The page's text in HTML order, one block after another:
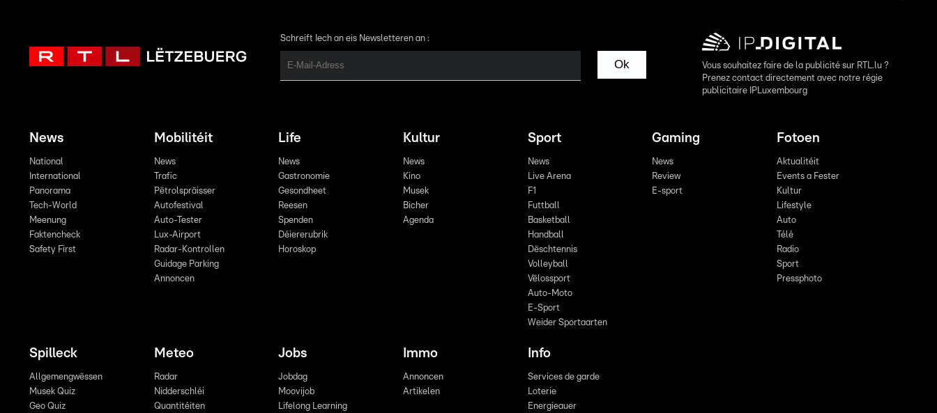
Schreift Iech an eis Newsletteren an :
Ok
Vous souhaitez faire de la publicité sur RTL.lu ?
Prenez contact directement avec notre régie
publicitaire IPLuxembourg
News
National
International
Panorama
Tech-World
Meenung
Faktencheck
Safety First
Mobilitéit
News
Trafic
Pëtrolspräisser
Autofestival
Auto-Tester
Lux-Airport
Radar-Kontrollen
Guidage Parking
Annoncen
Life
News
Gastronomie
Gesondheet
Reesen
Spenden
Déiererubrik
Horoskop
Kultur
News
Kino
Musek
Bicher
Agenda
Sport
News
Live Arena
F1
Futtball
Basketball
Handball
Dëschtennis
Volleyball
Vëlossport
Auto-Moto
E-Sport
Weider Sportaarten
Gaming
News
Review
E-sport
Fotoen
Aktualitéit
Events a Fester
Kultur
Lifestyle
Auto
Télé
Radio
Sport
Pressphoto
Spilleck
Allgemengwëssen
Musek Quiz
Geo Quiz
Meteo
Radar
Nidderschléi
Quantitéiten
Jobs
Jobdag
Moovijob
Lifelong Learning
Immo
Annoncen
Artikelen
Info
Services de garde
Loterie
Energieauer